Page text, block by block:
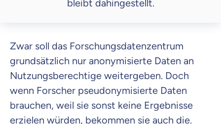
bleibt dahingestellt.
Zwar soll das Forschungsdatenzentrum
grundsätzlich nur anonymisierte Daten an
Nutzungsberechtige weitergeben. Doch
wenn Forscher pseudonymisierte Daten
brauchen, weil sie sonst keine Ergebnisse
erzielen würden, bekommen sie auch die.